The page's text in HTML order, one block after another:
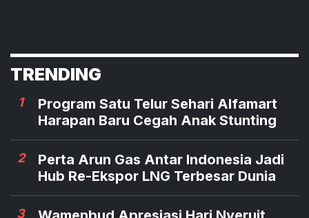
TRENDING
1
Program Satu Telur Sehari Alfamart
Harapan Baru Cegah Anak Stunting
2
Perta Arun Gas Antar Indonesia Jadi
Hub Re-Ekspor LNG Terbesar Dunia
3